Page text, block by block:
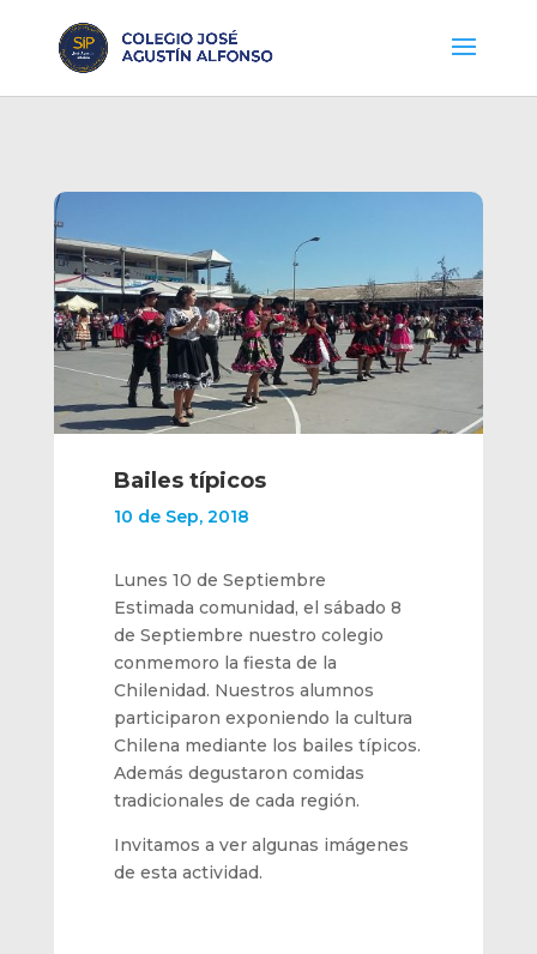
Bailes típicos
10 de Sep, 2018
Lunes 10 de Septiembre
Estimada comunidad, el sábado 8
de Septiembre nuestro colegio
conmemoro la fiesta de la
Chilenidad. Nuestros alumnos
participaron exponiendo la cultura
Chilena mediante los bailes típicos.
Además degustaron comidas
tradicionales de cada región.
Invitamos a ver algunas imágenes
de esta actividad.